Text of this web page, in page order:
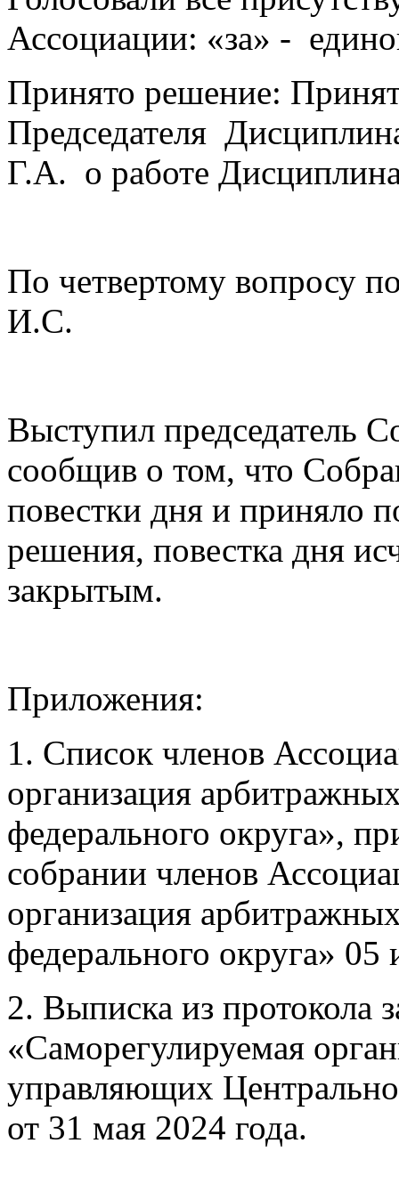
Ассоциации: «за» -
Принято решение:
Председателя
Г.А. о работе
По четвертому вопросу
И.С.
Выступил председатель
сообщив о том, что
повестки дня и приняло
решения, повестка дня
закрытым.
Приложения:
1. Список членов
организация
федерального округа»,
собрании членов
организация
федерального округа»
2. Выписка из протокола
«Саморегулируемая
управляющих
от 31 мая 2024 года.